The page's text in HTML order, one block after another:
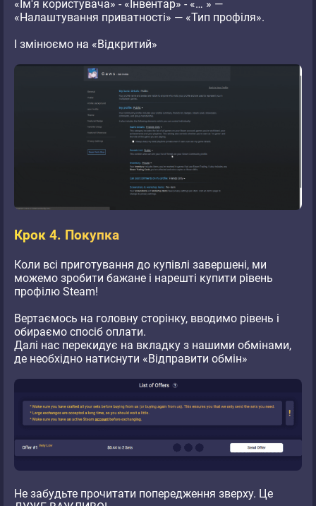
«Ім'я користувача» - «Інвентар» - «… » —
«Налаштування приватності» — «Тип профіля».
І змінюємо на «Відкритий»
Крок 4. Покупка
Коли всі приготування до купівлі завершені, ми
можемо зробити бажане і нарешті купити рівень
профілю Steam!
Вертаємось на головну сторінку, вводимо рівень і
обираємо спосіб оплати.
Далі нас перекидує на вкладку з нашими обмінами,
де необхідно натиснути «Відправити обмін»
Не забудьте прочитати попередження зверху. Це